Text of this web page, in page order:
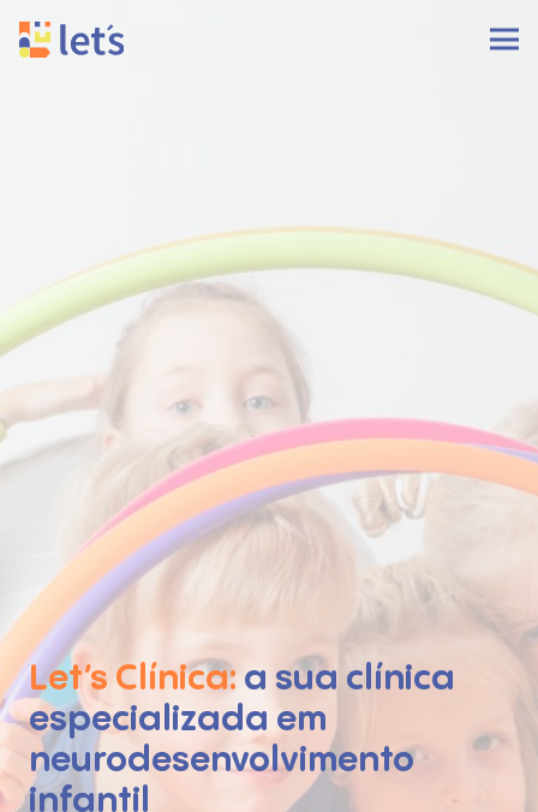
Let’s Clínica: a sua clínica
especializada em
neurodesenvolvimento
infantil